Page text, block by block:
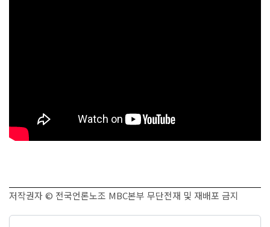
저작권자 © 전국언론노조 MBC본부 무단전재 및 재배포 금지